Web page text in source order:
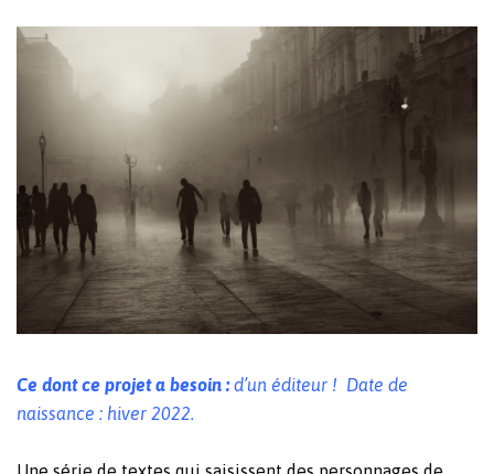
Ce dont ce projet a besoin :d’un éditeur ! Date de
naissance : hiver 2022.